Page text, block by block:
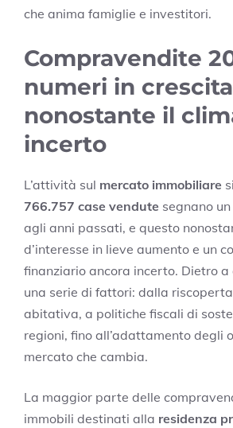
che anima famiglie e investitori.
Compravendite
numeri in crescita
nonostante il
incerto
L’attività sul mercato immobiliare
766.757 case vendute segnano
agli anni passati, e questo
d’interesse in lieve aumento e un
finanziario ancora incerto. Dietro a
una serie di fattori: dalla
abitativa, a politiche fiscali di
regioni, fino all’adattamento degli
mercato che cambia.
La maggior parte delle
immobili destinati alla residenza